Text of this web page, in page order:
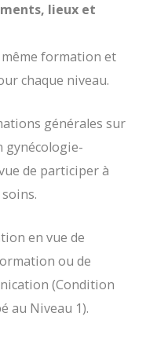
lieux et
même formation et
chaque niveau.
générales sur
gynécologie-
de participer à
en vue de
ou de
(Condition
au Niveau 1).